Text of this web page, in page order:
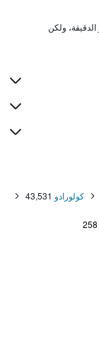
كولورادو 43,531
258